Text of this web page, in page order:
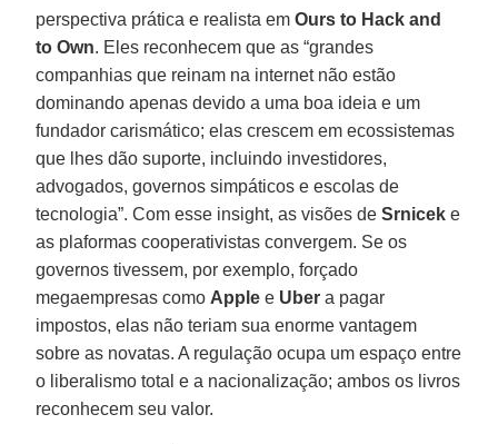
perspectiva prática e realista emOurs to Hack and
to Own. Eles reconhecem que as “grandes
companhias que reinam na internet não estão
dominando apenas devido a uma boa ideia e um
fundador carismático; elas crescem em ecossistemas
que lhes dão suporte, incluindo investidores,
advogados, governos simpáticos e escolas de
tecnologia”. Com esse insight, as visões deSrnicek e
as plaformas cooperativistas convergem. Se os
governos tivessem, por exemplo, forçado
megaempresas como Apple e Uber a pagar
impostos, elas não teriam sua enorme vantagem
sobre as novatas. A regulação ocupa um espaço entre
o liberalismo total e a nacionalização; ambos os livros
reconhecem seu valor.